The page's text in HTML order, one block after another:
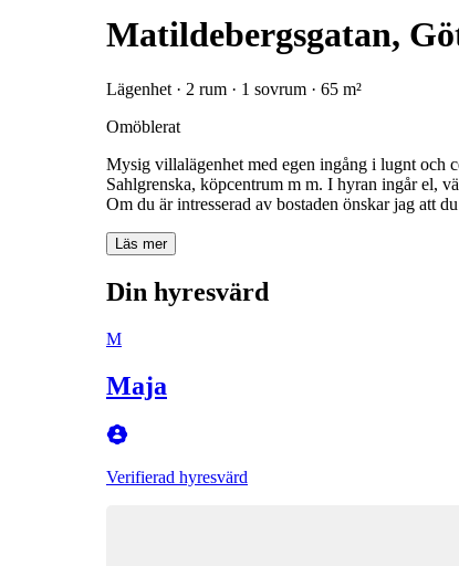
Matildebergsgatan,
Lägenhet · 2 rum · 1 sovrum · 65 m²
Omöblerat
Mysig villalägenhet med egen ingång i lugnt och
Sahlgrenska, köpcentrum m m. I hyran ingår el,
Om du är intresserad av bostaden önskar jag att
Läs mer
Din hyresvärd
M
Maja
Verifierad hyresvärd